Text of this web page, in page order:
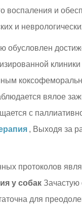
воспаления и
и
обусловлен
вялое
с
, Выходя за
протоколов
у собак Зачастую
для